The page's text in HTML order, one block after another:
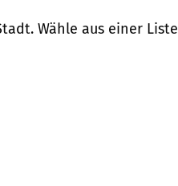
Wähle aus einer Liste